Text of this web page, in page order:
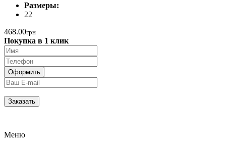
Размеры:
22
468.00грн
Покупка в 1 клик
Меню